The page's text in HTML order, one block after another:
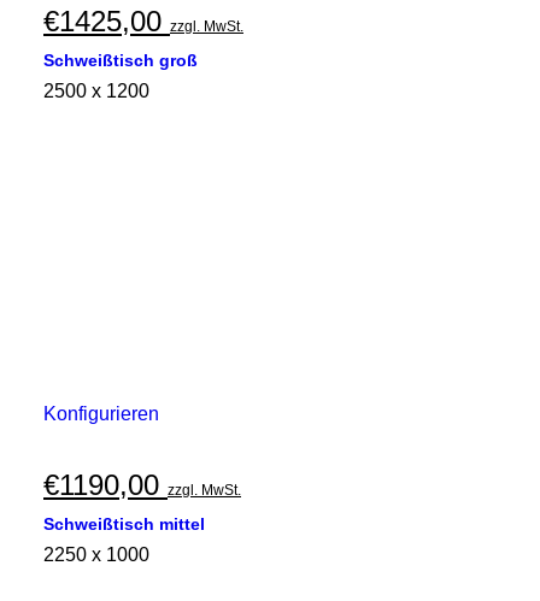
€1425,00 zzgl. MwSt.
Schweißtisch groß
2500 x 1200
Konfigurieren
€1190,00 zzgl. MwSt.
Schweißtisch mittel
2250 x 1000